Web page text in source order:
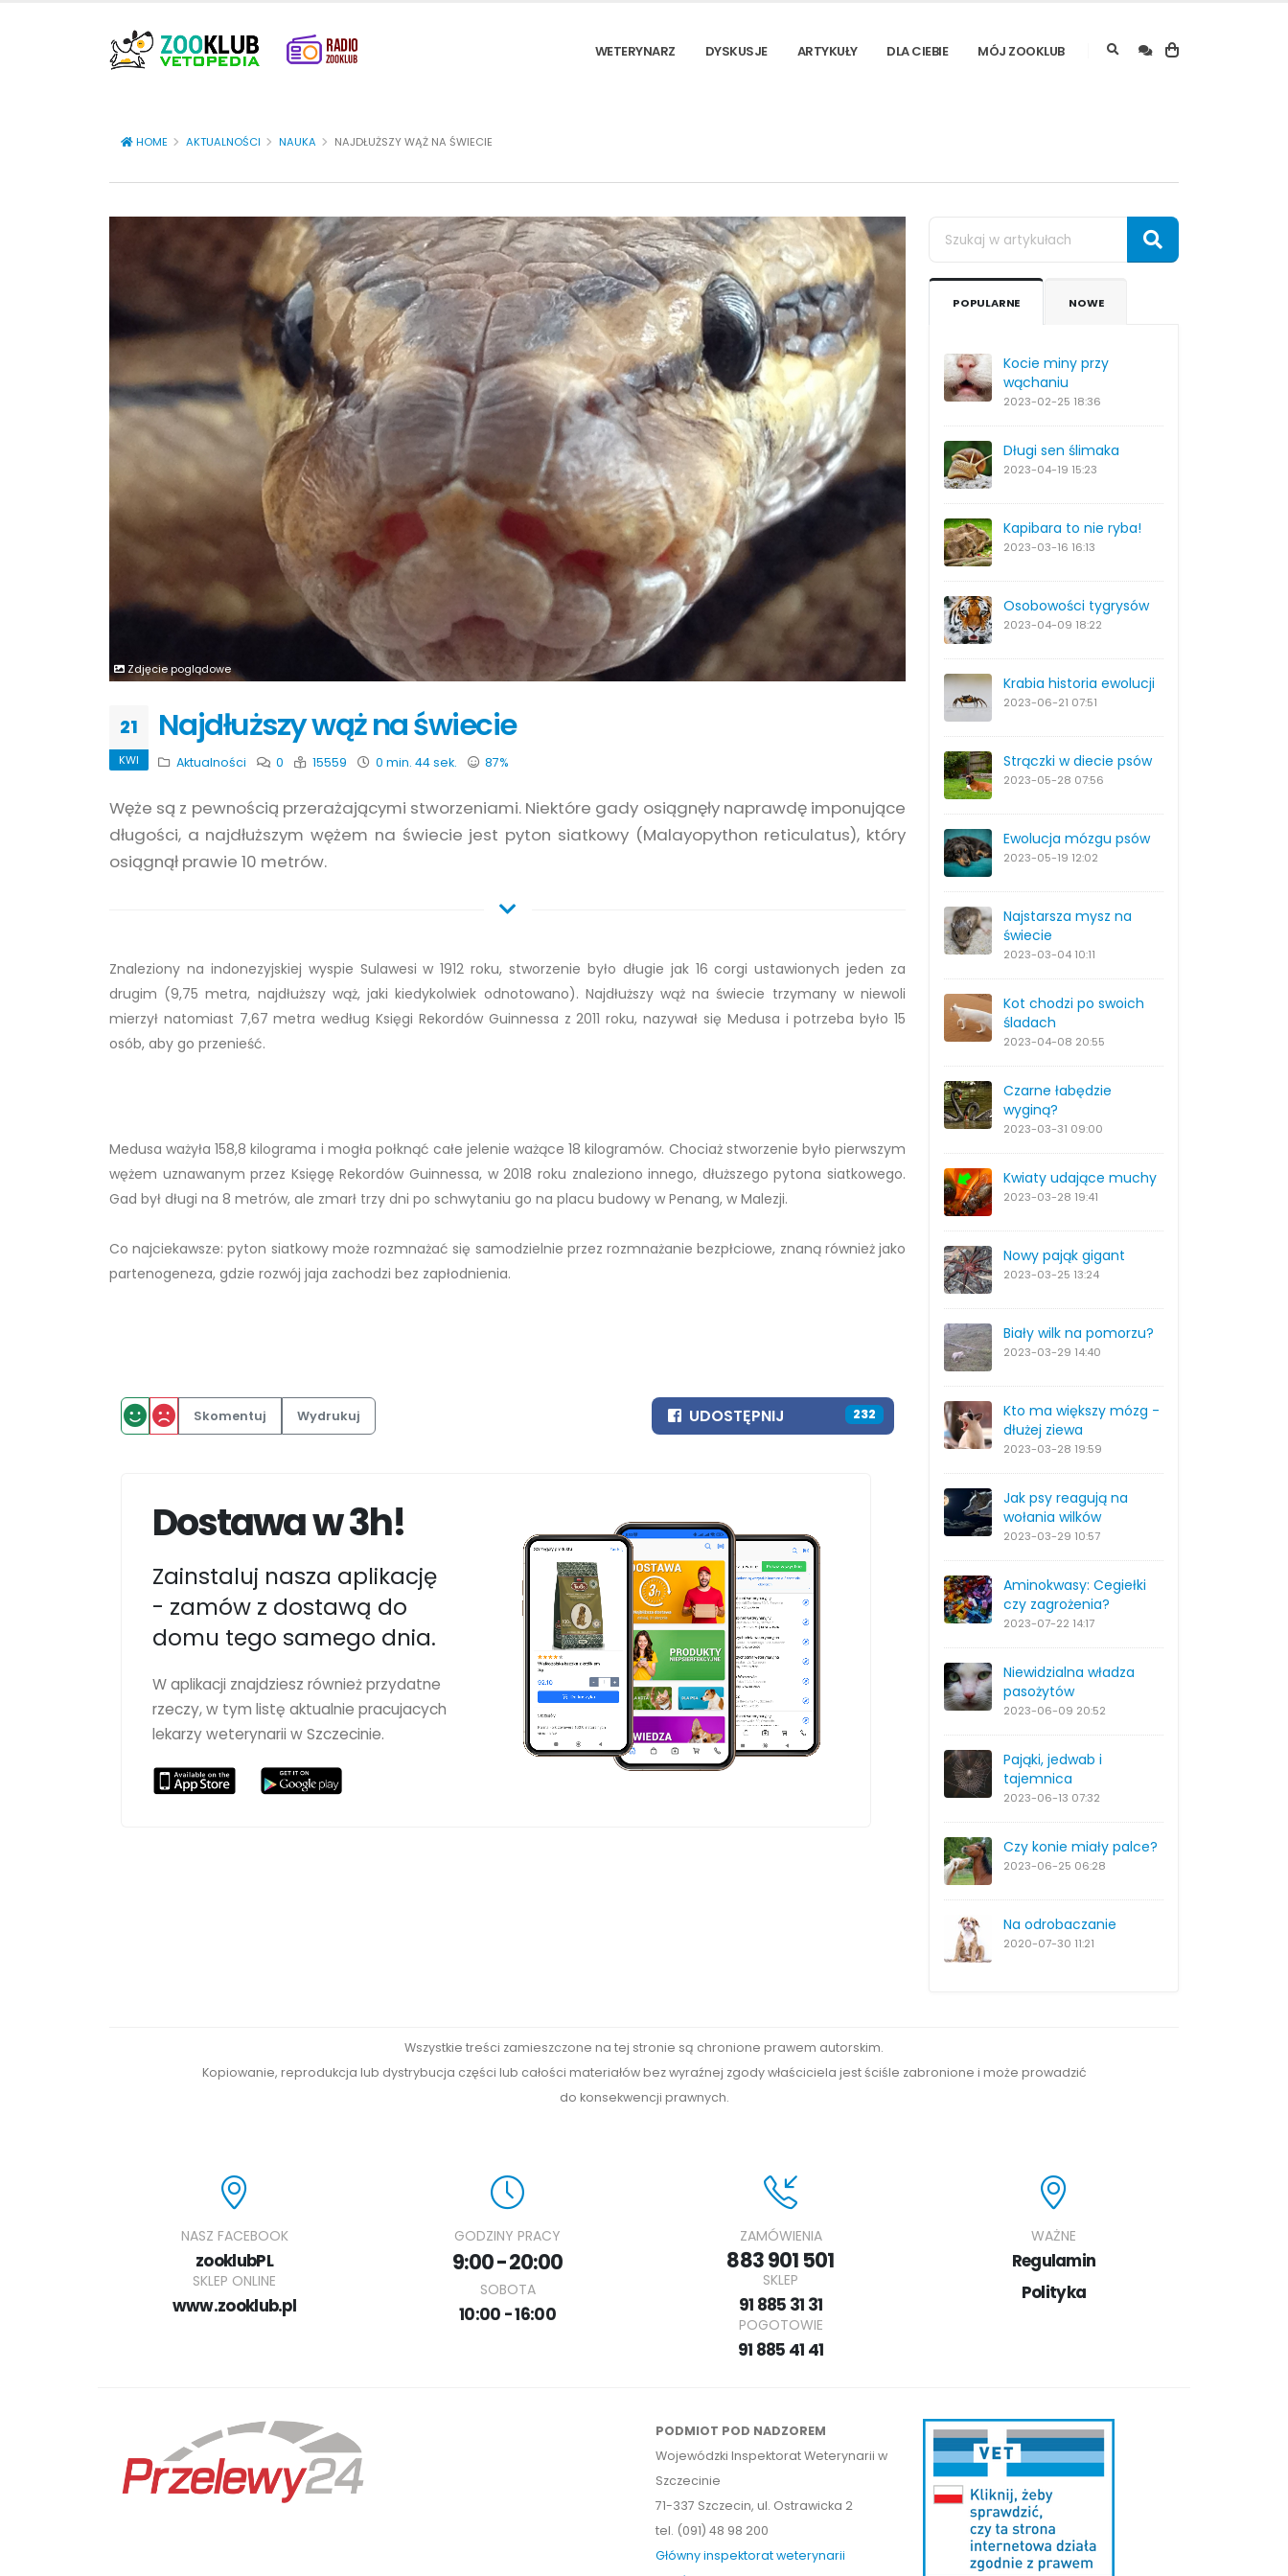
WETERYNARZ DYSKUSJE ARTYKUŁY DLA CIEBIE MÓJ ZOOKLUB
HOME AKTUALNOŚCI NAUKA NAJDŁUŻSZY WĄŻ NA ŚWIECIE
POPULARNE NOWE
Kocie miny przy
wąchaniu
2023-02-25 18:36
Długi sen ślimaka
2023-04-19 15:23
Kapibara to nie ryba!
2023-03-16 16:13
Osobowości tygrysów
2023-04-09 18:22
Krabia historia ewolucji
2023-06-21 07:51
Strączki w diecie psów
2023-05-28 07:56
Ewolucja mózgu psów
2023-05-19 12:02
Najstarsza mysz na
świecie
2023-03-04 10:11
Kot chodzi po swoich
śladach
2023-04-08 20:55
Czarne łabędzie
wyginą?
2023-03-31 09:00
Kwiaty udające muchy
2023-03-28 19:41
Nowy pająk gigant
2023-03-25 13:24
Biały wilk na pomorzu?
2023-03-29 14:40
Kto ma większy mózg -
dłużej ziewa
2023-03-28 19:59
Jak psy reagują na
wołania wilków
2023-03-29 10:57
Aminokwasy: Cegiełki
czy zagrożenia?
2023-07-22 14:17
Niewidzialna władza
pasożytów
2023-06-09 20:52
Pająki, jedwab i
tajemnica
2023-06-13 07:32
Czy konie miały palce?
2023-06-25 06:28
Na odrobaczanie
2020-07-30 11:21
Zdjęcie poglądowe
21
KWI
Najdłuższy wąż na świecie
Aktualności 0 15559 0 min. 44 sek. 87%
Węże są z pewnością przerażającymi stworzeniami. Niektóre gady osiągnęły naprawdę imponujące
długości, a najdłuższym wężem na świecie jest pyton siatkowy (Malayopython reticulatus), który
osiągnął prawie 10 metrów.
Znaleziony na indonezyjskiej wyspie Sulawesi w 1912 roku, stworzenie było długie jak 16 corgi ustawionych jeden za
drugim (9,75 metra, najdłuższy wąż, jaki kiedykolwiek odnotowano). Najdłuższy wąż na świecie trzymany w niewoli
mierzył natomiast 7,67 metra według Księgi Rekordów Guinnessa z 2011 roku, nazywał się Medusa i potrzeba było 15
osób, aby go przenieść.
Medusa ważyła 158,8 kilograma i mogła połknąć całe jelenie ważące 18 kilogramów. Chociaż stworzenie było pierwszym
wężem uznawanym przez Księgę Rekordów Guinnessa, w 2018 roku znaleziono innego, dłuższego pytona siatkowego.
Gad był długi na 8 metrów, ale zmarł trzy dni po schwytaniu go na placu budowy w Penang, w Malezji.
Co najciekawsze: pyton siatkowy może rozmnażać się samodzielnie przez rozmnażanie bezpłciowe, znaną również jako
partenogeneza, gdzie rozwój jaja zachodzi bez zapłodnienia.
Skomentuj Wydrukuj UDOSTĘPNIJ 232
Dostawa w 3h!
Zainstaluj nasza aplikację
- zamów z dostawą do
domu tego samego dnia.
W aplikacji znajdziesz również przydatne
rzeczy, w tym listę aktualnie pracujacych
lekarzy weterynarii w Szczecinie.
Wszystkie treści zamieszczone na tej stronie są chronione prawem autorskim.
Kopiowanie, reprodukcja lub dystrybucja części lub całości materiałów bez wyraźnej zgody właściciela jest ściśle zabronione i może prowadzić
do konsekwencji prawnych.
NASZ FACEBOOK
zooklubPL
SKLEP ONLINE
www.zooklub.pl
GODZINY PRACY
9:00 - 20:00
SOBOTA
10:00 - 16:00
ZAMÓWIENIA
883 901 501
SKLEP
91 885 31 31
POGOTOWIE
91 885 41 41
WAŻNE
Regulamin
Polityka
PODMIOT POD NADZOREM
Wojewódzki Inspektorat Weterynarii w
Szczecinie
71-337 Szczecin, ul. Ostrawicka 2
tel. (091) 48 98 200
Główny inspektorat weterynarii